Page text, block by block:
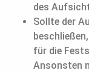
des
Sollte der
für die
Ansonsten